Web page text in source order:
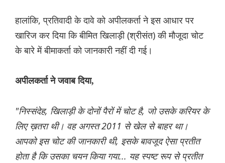
हालांकि, प्रतिवादी के दावे को अपीलकर्ता ने इस आधार पर
खारिज कर दिया कि बीमित खिलाड़ी (श्रीसंत) की मौजूदा चोट
के बारे में बीमाकर्ता को जानकारी नहीं दी गई।
अपीलकर्ता ने जवाब दिया,
"निस्संदेह, खिलाड़ी के दोनों पैरों में चोट है, जो उसके करियर के
लिए ख़तरा थी। वह अगस्त 2011 से खेल से बाहर था।
आपको इस चोट की जानकारी थी, इसके बावजूद ऐसा प्रतीत
होता है कि उसका चयन किया गया... यह स्पष्ट रूप से प्रतीत